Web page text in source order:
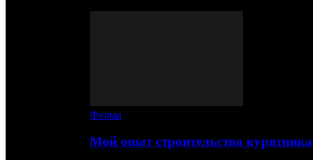
Ферма
Мой опыт строительства курятника